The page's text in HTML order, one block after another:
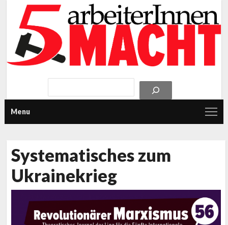
Menu
Systematisches zum
Ukrainekrieg